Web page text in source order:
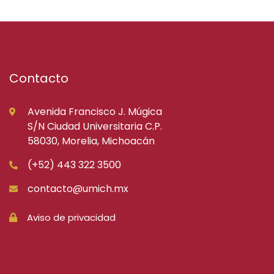
Contacto
Avenida Francisco J. Múgica
S/N Ciudad Universitaria C.P.
58030, Morelia, Michoacán
(+52) 443 322 3500
contacto@umich.mx
Aviso de privacidad